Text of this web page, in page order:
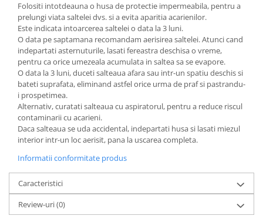
Folositi intotdeauna o husa de protectie impermeabila, pentru a
prelungi viata saltelei dvs. si a evita aparitia acarienilor.
Este indicata intoarcerea saltelei o data la 3 luni.
O data pe saptamana recomandam aerisirea saltelei. Atunci cand
indepartati asternuturile, lasati fereastra deschisa o vreme,
pentru ca orice umezeala acumulata in saltea sa se evapore.
O data la 3 luni, duceti salteaua afara sau intr-un spatiu deschis si
bateti suprafata, eliminand astfel orice urma de praf si pastrandu-
i prospetimea.
Alternativ, curatati salteaua cu aspiratorul, pentru a reduce riscul
contaminarii cu acarieni.
Daca salteaua se uda accidental, indepartati husa si lasati miezul
interior intr-un loc aerisit, pana la uscarea completa.
Informatii conformitate produs
Caracteristici
Review-uri(0)